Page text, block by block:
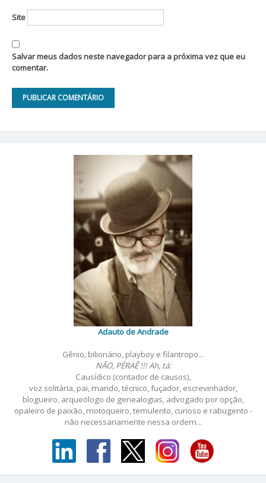
Site
Salvar meus dados neste navegador para a próxima vez que eu
comentar.
Adauto de Andrade
Gênio, bilionário, playboy e filantropo...
NÃO, PÉRAÊ !!! Ah, tá:
Causídico (contador de causos),
voz solitária, pai, marido, técnico, fuçador, escrevinhador,
blogueiro, arqueólogo de genealogias, advogado por opção,
opaleiro de paixão, motoqueiro, temulento, curioso e rabugento -
não necessariamente nessa ordem...